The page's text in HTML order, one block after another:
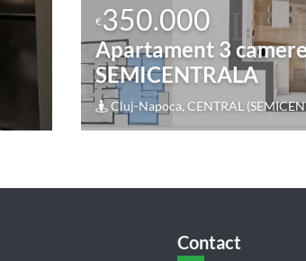
€350.000
Apartament 3
SEMICENTRALA
Cluj-Napoca, CENTRAL
Contact